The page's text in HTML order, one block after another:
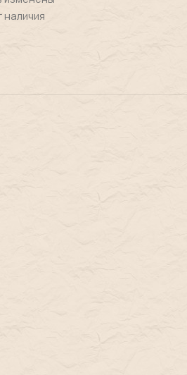
наличия